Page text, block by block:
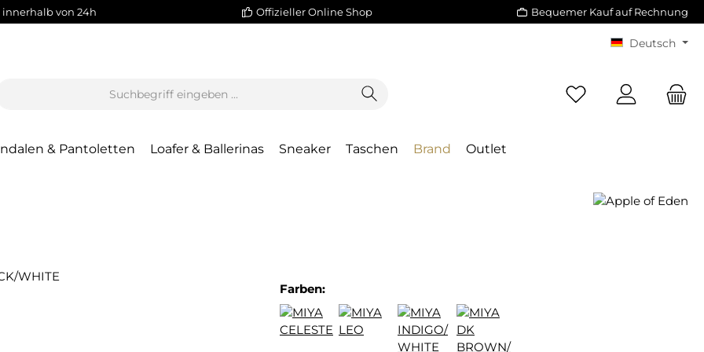
innerhalb von 24h Offizieller Online Shop Bequemer Kauf auf Rechnung
Deutsch
& Pantoletten Loafer & Ballerinas Sneaker Taschen Brand Outlet
Farben: